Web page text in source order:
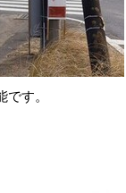
す。